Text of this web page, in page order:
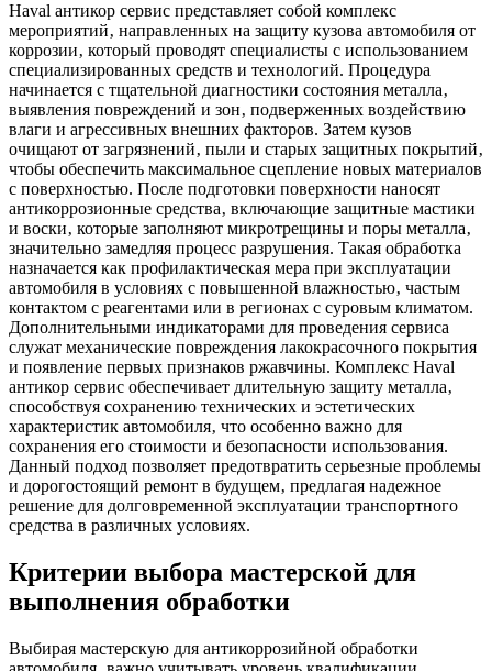
Haval антикор сервис представляет собой комплекс
мероприятий‚ направленных на защиту кузова автомобиля от
коррозии‚ который проводят специалисты с использованием
специализированных средств и технологий. Процедура
начинается с тщательной диагностики состояния металла‚
выявления повреждений и зон‚ подверженных воздействию
влаги и агрессивных внешних факторов. Затем кузов
очищают от загрязнений‚ пыли и старых защитных покрытий‚
чтобы обеспечить максимальное сцепление новых материалов
с поверхностью. После подготовки поверхности наносят
антикоррозионные средства‚ включающие защитные мастики
и воски‚ которые заполняют микротрещины и поры металла‚
значительно замедляя процесс разрушения. Такая обработка
назначается как профилактическая мера при эксплуатации
автомобиля в условиях с повышенной влажностью‚ частым
контактом с реагентами или в регионах с суровым климатом.
Дополнительными индикаторами для проведения сервиса
служат механические повреждения лакокрасочного покрытия
и появление первых признаков ржавчины. Комплекс Haval
антикор сервис обеспечивает длительную защиту металла‚
способствуя сохранению технических и эстетических
характеристик автомобиля‚ что особенно важно для
сохранения его стоимости и безопасности использования.
Данный подход позволяет предотвратить серьезные проблемы
и дорогостоящий ремонт в будущем‚ предлагая надежное
решение для долговременной эксплуатации транспортного
средства в различных условиях.
Критерии выбора мастерской для
выполнения обработки
Выбирая мастерскую для антикоррозийной обработки